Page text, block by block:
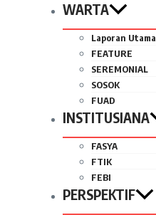
WARTA
Laporan Utama
FEATURE
SEREMONIAL
SOSOK
FUAD
INSTITUSIANA
FASYA
FTIK
FEBI
PERSPEKTIF